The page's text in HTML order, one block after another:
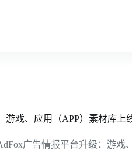
游戏、应用（APP）素材库上
广告情报平台升级：游戏